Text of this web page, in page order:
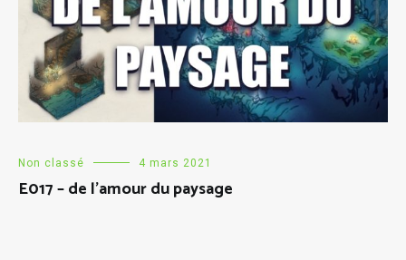
Non classé 4 mars 2021
E017 – de l’amour du paysage